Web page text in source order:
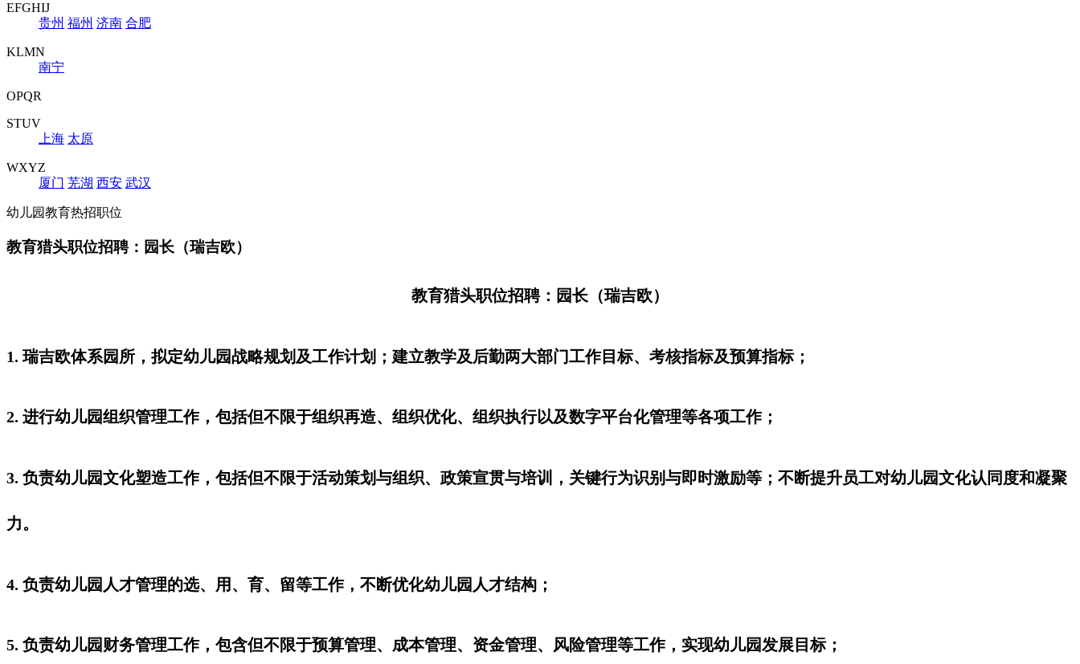
EFGHIJ
贵州 福州 济南 合肥
KLMN
南宁
OPQR
STUV
上海 太原
WXYZ
厦门 芜湖 西安 武汉
幼儿园教育热招职位
教育猎头职位招聘：园长（瑞吉欧）
教育猎头职位招聘：园长（瑞吉欧）
1. 瑞吉欧体系园所，拟定幼儿园战略规划及工作计划；建立教学及后勤两大部门工作目标、考核指标及预算指标；
2. 进行幼儿园组织管理工作，包括但不限于组织再造、组织优化、组织执行以及数字平台化管理等各项工作；
3. 负责幼儿园文化塑造工作，包括但不限于活动策划与组织、政策宣贯与培训，关键行为识别与即时激励等；不断提升员工对幼儿园文化认同度和凝聚
力。
4. 负责幼儿园人才管理的选、用、育、留等工作，不断优化幼儿园人才结构；
5. 负责幼儿园财务管理工作，包含但不限于预算管理、成本管理、资金管理、风险管理等工作，实现幼儿园发展目标；